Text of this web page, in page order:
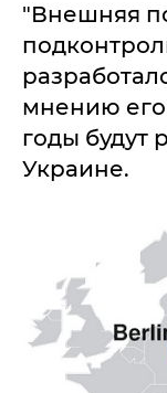
"Внешняя
мнению
годы будут
Украине.